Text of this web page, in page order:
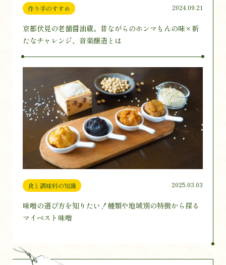
作り手のすすめ 2024.09.21
京都伏見の老舗醤油蔵。昔ながらのホンマもんの味×新
たなチャレンジ、音楽醸造とは
食と調味料の知識 2025.03.03
味噌の選び方を知りたい！種類や地域別の特徴から探る
マイベスト味噌